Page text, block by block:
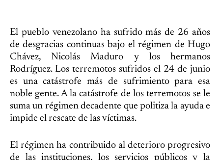
El pueblo venezolano ha sufrido más de 26 años
de desgracias continuas bajo el régimen de Hugo
Chávez, Nicolás Maduro y los hermanos
Rodríguez. Los terremotos sufridos el 24 de junio
es una catástrofe más de sufrimiento para esa
noble gente. A la catástrofe de los terremotos se le
suma un régimen decadente que politiza la ayuda e
impide el rescate de las víctimas.
El régimen ha contribuido al deterioro progresivo
de las instituciones, los servicios públicos y la